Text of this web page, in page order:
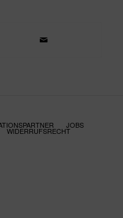
JOBS
WIDERRUFSRECHT